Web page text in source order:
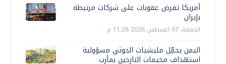
أمريكا تفرض عقوبات على شركات مرتبطة
بإيران
الجمعة، 07 اغسطس 2026 11:28 م
اليمن يحمِّل مليشيات الحوثي مسؤولية
استهداف مخيمات النازحين بمأرب